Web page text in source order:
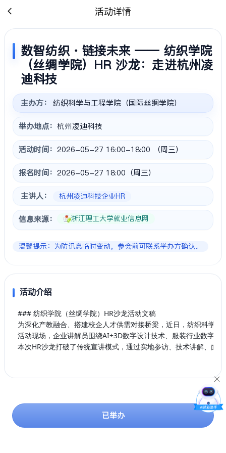
活动详情
数智纺织・链接未来 —— 纺织学院
（丝绸学院）HR 沙龙：走进杭州凌
迪科技
主办方： 纺织科学与工程学院（国际丝绸学院）
举办地点： 杭州凌迪科技
活动时间： 2026-05-27 16:00-18:00 （周三）
报名时间： 2026-05-27 18:00（周三）
主讲人： 杭州凌迪科技企业HR
信息来源： 浙江理工大学就业信息网
温馨提示：为防讯息临时变动，参会前可联系举办方确认。
活动介绍
### 纺织学院（丝绸学院）HR沙龙活动文稿
为深化产教融合、搭建校企人才供需对接桥梁，近日，纺织科学
活动现场，企业讲解员围绕AI+3D数字设计技术、服装行业数字
本次HR沙龙打破了传统宣讲模式，通过实地参访、技术讲解、面
已举办